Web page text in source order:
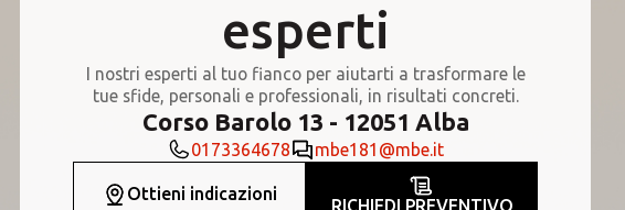
esperti
I nostri esperti al tuo fianco per aiutarti a trasformare le
tue sfide, personali e professionali, in risultati concreti.
Corso Barolo 13 - 12051 Alba
0173364678 mbe181@mbe.it
Ottieni indicazioni
RICHIEDI PREVENTIVO